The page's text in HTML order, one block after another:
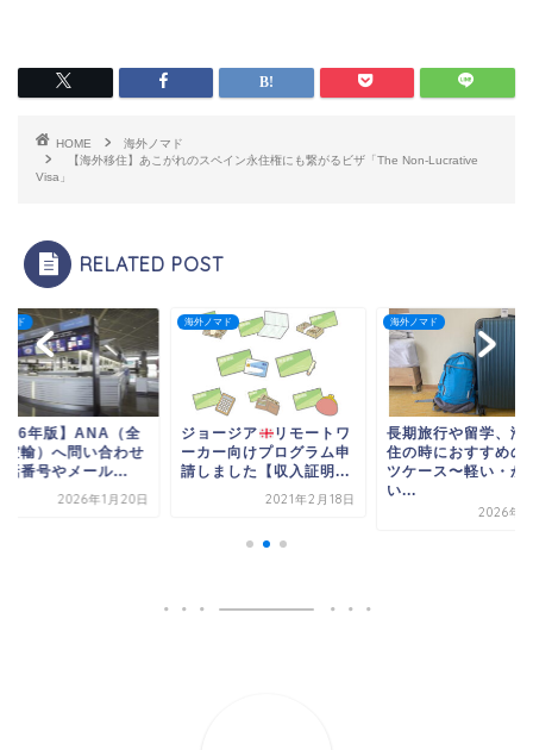
HOME
海外ノマド
【海外移住】あこがれのスペイン永住権にも繋がるビザ「The Non-Lucrative
Visa」
RELATED POST
マド
年版】ANA（全
空輸）へ問い合わせ
話番号やメール...
2026年1月20日
海外ノマド
ジョージア
リモートワ
ーカー向けプログラム申
請しました【収入証明...
2021年2月18日
海外ノマド
長期旅行や留学、海
住の時におすすめの
ツケース〜軽い・か
い...
2026年1